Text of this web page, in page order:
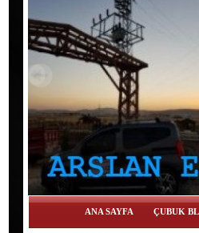
ANA SAYFA ÇUBUK